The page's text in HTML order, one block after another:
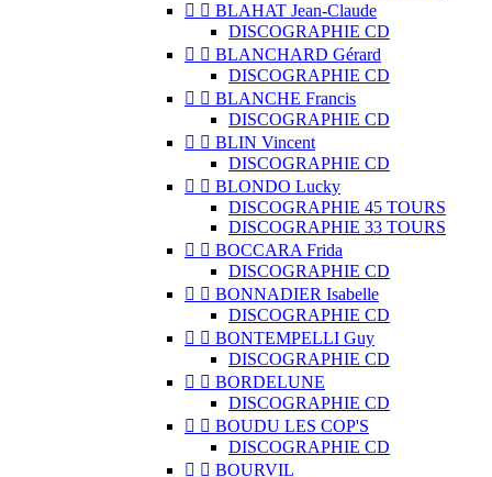
  BLAHAT Jean-Claude
DISCOGRAPHIE CD
  BLANCHARD Gérard
DISCOGRAPHIE CD
  BLANCHE Francis
DISCOGRAPHIE CD
  BLIN Vincent
DISCOGRAPHIE CD
  BLONDO Lucky
DISCOGRAPHIE 45 TOURS
DISCOGRAPHIE 33 TOURS
  BOCCARA Frida
DISCOGRAPHIE CD
  BONNADIER Isabelle
DISCOGRAPHIE CD
  BONTEMPELLI Guy
DISCOGRAPHIE CD
  BORDELUNE
DISCOGRAPHIE CD
  BOUDU LES COP'S
DISCOGRAPHIE CD
  BOURVIL